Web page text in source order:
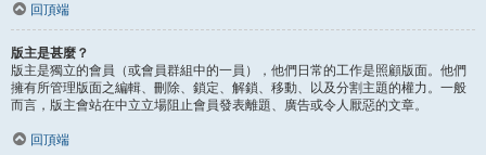
回頂端
版主是甚麼？
版主是獨立的會員（或會員群組中的一員），他們日常的工作是照顧版面。他們
擁有所管理版面之編輯、刪除、鎖定、解鎖、移動、以及分割主題的權力。一般
而言，版主會站在中立立場阻止會員發表離題、廣告或令人厭惡的文章。
回頂端